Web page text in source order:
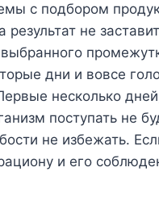
с подбором
не
дни и вовсе
несколько
поступать не
не избежать.
и его